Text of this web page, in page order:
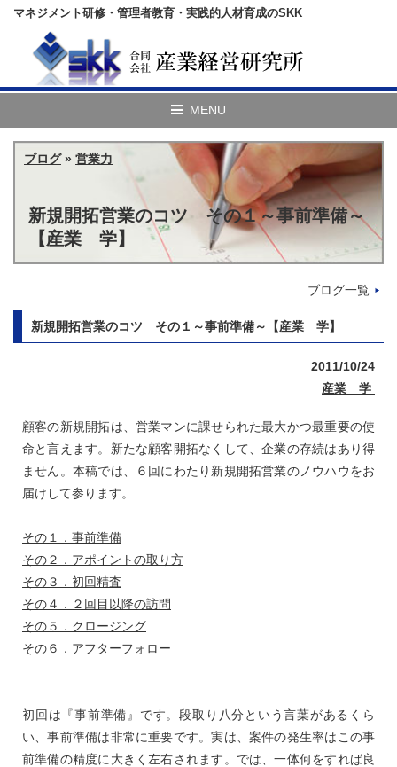
マネジメント研修・管理者教育・実践的人材育成のSKK
ブログ» 営業力
新規開拓営業のコツ その１～事前準備～
【産業 学】
ブログ一覧
新規開拓営業のコツ その１～事前準備～【産業 学】
2011/10/24
産業 学
顧客の新規開拓は、営業マンに課せられた最大かつ最重要の使
命と言えます。新たな顧客開拓なくして、企業の存続はあり得
ません。本稿では、６回にわたり新規開拓営業のノウハウをお
届けして参ります。
その１．事前準備
その２．アポイントの取り方
その３．初回精査
その４．２回目以降の訪問
その５．クロージング
その６．アフターフォロー
初回は『事前準備』です。段取り八分という言葉があるくら
い、事前準備は非常に重要です。実は、案件の発生率はこの事
前準備の精度に大きく左右されます。では、一体何をすれば良